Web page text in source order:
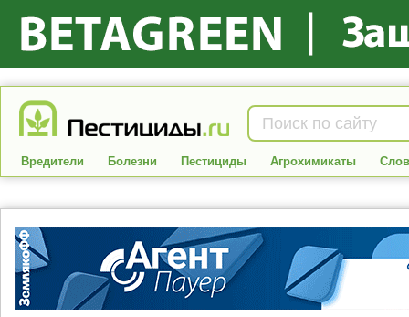
Вредители Болезни Пестициды Агрохимикаты